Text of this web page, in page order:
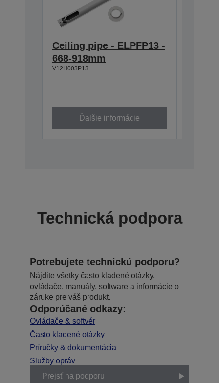
Ceiling pipe - ELPFP13 -
668-918mm
V12H003P13
Ďalšie informácie
Technická podpora
Potrebujete technickú podporu?
Nájdite všetky často kladené otázky,
ovládače, manuály, software a informácie o
záruke pre váš produkt.
Odporúčané odkazy:
Ovládače & softvér
Často kladené otázky
Príručky & dokumentácia
Služby opráv
Prejsť na podporu